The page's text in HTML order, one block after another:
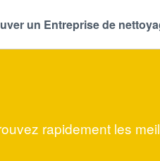
un Entreprise de
rapidement les